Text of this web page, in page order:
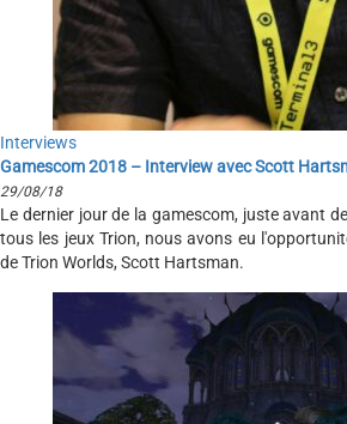
Interviews
Gamescom 2018 – Interview avec Scott
29/08/18
Le dernier jour de la gamescom, juste avant
tous les jeux Trion, nous avons eu
de Trion Worlds, Scott Hartsman.